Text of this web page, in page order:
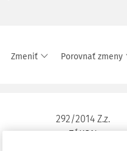
Zmeniť Porovnať zmeny
292/2014 Z.z.
ZÁKON